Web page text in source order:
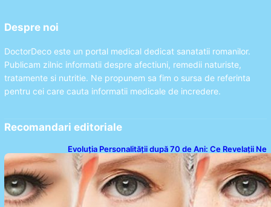
Despre noi
DoctorDeco este un portal medical dedicat sanatatii romanilor.
Publicam zilnic informatii despre afectiuni, remedii naturiste,
tratamente si nutritie. Ne propunem sa fim o sursa de referinta
pentru cei care cauta informatii medicale de incredere.
Recomandari editoriale
Evoluția Personalității după 70 de Ani: Ce Revelații Ne
Oferă Studiile Psihologice